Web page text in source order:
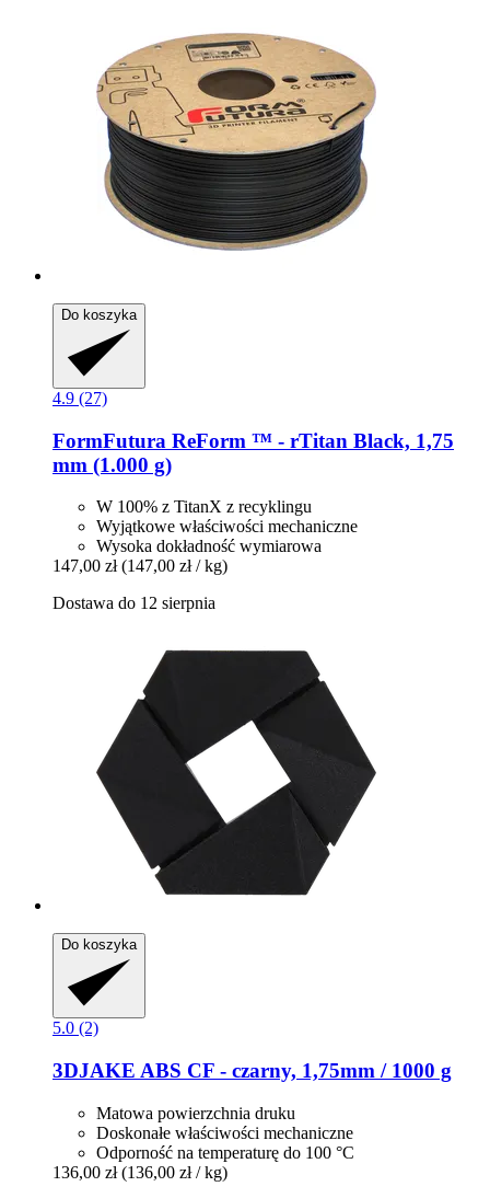
Do koszyka
4.9 (27)
FormFutura ReForm ™ -​ rTitan Black, 1,75
mm (1.000 g)
W 100% z TitanX z recyklingu
Wyjątkowe właściwości mechaniczne
Wysoka dokładność wymiarowa
147,00 zł (147,00 zł / kg)
Dostawa do 12 sierpnia
Do koszyka
5.0 (2)
3DJAKE ABS CF -​ czarny, 1,75mm / 1000 g
Matowa powierzchnia druku
Doskonałe właściwości mechaniczne
Odporność na temperaturę do 100 °C
136,00 zł (136,00 zł / kg)